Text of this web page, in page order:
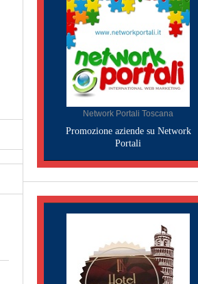
Network Portali Toscana
Promozione aziende su Network
Portali